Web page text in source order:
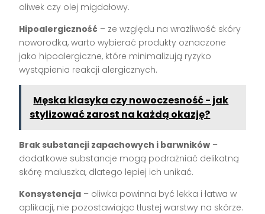
oliwek czy olej migdałowy.
Hipoalergiczność – ze względu na wrażliwość skóry
noworodka, warto wybierać produkty oznaczone
jako hipoalergiczne, które minimalizują ryzyko
wystąpienia reakcji alergicznych.
Męska klasyka czy nowoczesność - jak
stylizować zarost na każdą okazję?
Brak substancji zapachowych i barwników –
dodatkowe substancje mogą podrażniać delikatną
skórę maluszka, dlatego lepiej ich unikać.
Konsystencja – oliwka powinna być lekka i łatwa w
aplikacji, nie pozostawiając tłustej warstwy na skórze.